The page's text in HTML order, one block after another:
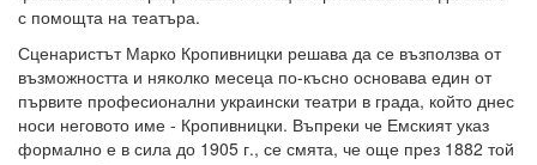
с помощта на театъра.
Сценаристът Марко Кропивницки решава да се възползва от
възможността и няколко месеца по-късно основава един от
първите професионални украински театри в града, който днес
носи неговото име - Кропивницки. Въпреки че Емският указ
формално е в сила до 1905 г., се смята, че още през 1882 той